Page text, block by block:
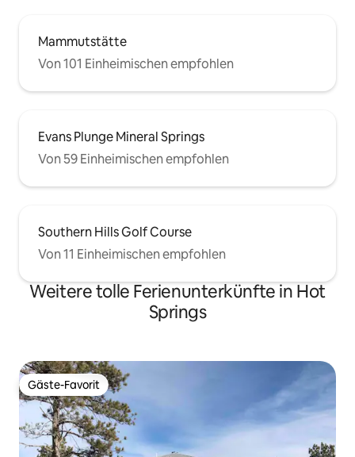
Mammutstätte
Von 101 Einheimischen empfohlen
Evans Plunge Mineral Springs
Von 59 Einheimischen empfohlen
Southern Hills Golf Course
Von 11 Einheimischen empfohlen
Weitere tolle Ferienunterkünfte in Hot
Springs
Gäste-Favorit
Gäste-Favorit